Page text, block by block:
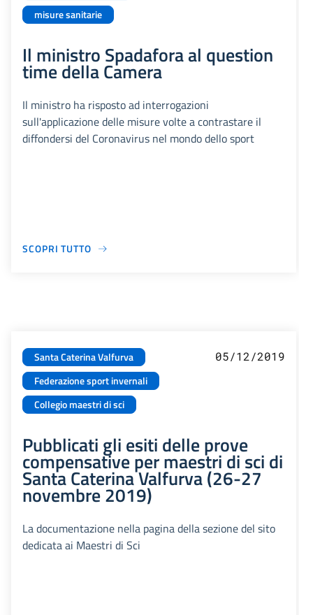
misure sanitarie
Il ministro Spadafora al question
time della Camera
Il ministro ha risposto ad interrogazioni
sull'applicazione delle misure volte a contrastare il
diffondersi del Coronavirus nel mondo dello sport
SCOPRI TUTTO
Santa Caterina Valfurva
Federazione sport invernali
Collegio maestri di sci
05/12/2019
Pubblicati gli esiti delle prove
compensative per maestri di sci di
Santa Caterina Valfurva (26-27
novembre 2019)
La documentazione nella pagina della sezione del sito
dedicata ai Maestri di Sci